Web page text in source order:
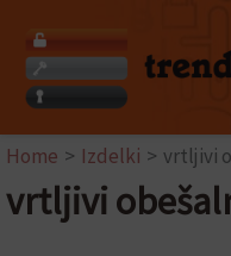
content
Home Izdelki vrtljivi
vrtljivi